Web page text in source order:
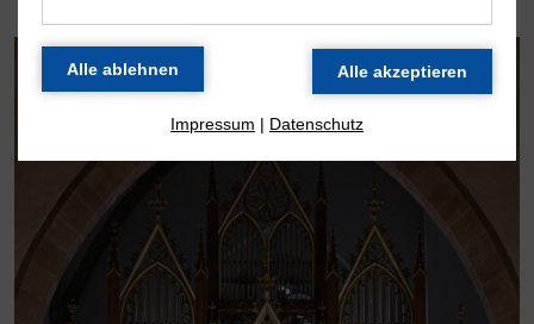
Impressum | Datenschutz